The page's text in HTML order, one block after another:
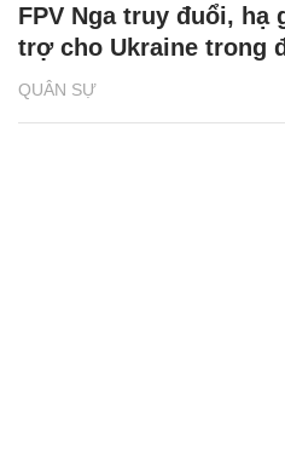
QUÂN SỰ
FPV Nga truy đuổi, hạ
trợ cho Ukraine trong